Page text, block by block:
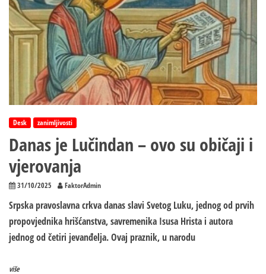
Desk zanimljivosti
Danas je Lučindan – ovo su običaji i
vjerovanja
31/10/2025 FaktorAdmin
Srpska pravoslavna crkva danas slavi Svetog Luku, jednog od prvih
propovjednika hrišćanstva, savremenika Isusa Hrista i autora
jednog od četiri jevanđelja. Ovaj praznik, u narodu
više